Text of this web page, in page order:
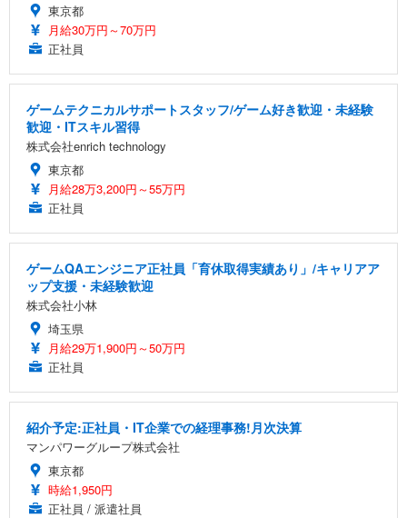
東京都
月給30万円～70万円
正社員
ゲームテクニカルサポートスタッフ/ゲーム好き歓迎・未経験
歓迎・ITスキル習得
株式会社enrich technology
東京都
月給28万3,200円～55万円
正社員
ゲームQAエンジニア正社員「育休取得実績あり」/キャリアア
ップ支援・未経験歓迎
株式会社小林
埼玉県
月給29万1,900円～50万円
正社員
紹介予定:正社員・IT企業での経理事務!月次決算
マンパワーグループ株式会社
東京都
時給1,950円
正社員 / 派遣社員